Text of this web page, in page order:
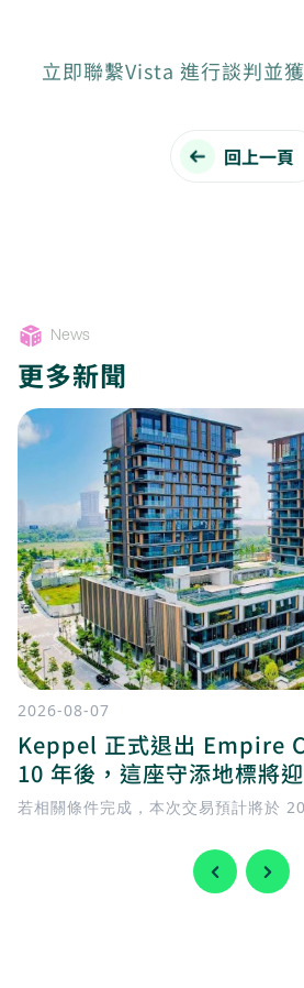
立即聯繫Vista 進行談判並
回上一頁
News
更多新聞
2026-08-07
Keppel 正式退出 Empire
10 年後，這座守添地標將
若相關條件完成，本次交易預計將於